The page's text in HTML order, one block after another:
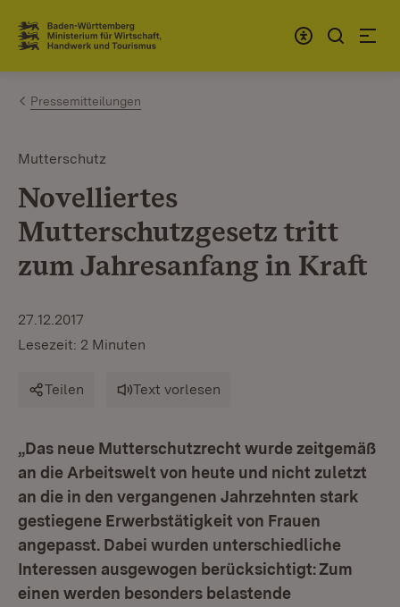
Zum Inhalt springen
Link zur Startseite
Pressemitteilungen
Mutterschutz
Novelliertes
Mutterschutzgesetz tritt
zum Jahresanfang in Kraft
27.12.2017
Lesezeit: 2 Minuten
Teilen Text vorlesen
„Das neue Mutterschutzrecht wurde zeitgemäß
an die Arbeitswelt von heute und nicht zuletzt
an die in den vergangenen Jahrzehnten stark
gestiegene Erwerbstätigkeit von Frauen
angepasst. Dabei wurden unterschiedliche
Interessen ausgewogen berücksichtigt: Zum
einen werden besonders belastende